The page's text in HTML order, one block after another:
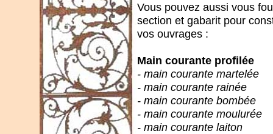
Vous pouvez aussi vous
section et gabarit pour
vos ouvrages :
Main courante profilée
- main courante martelée
- main courante rainée
- main courante bombée
- main courante moulurée
- main courante laiton